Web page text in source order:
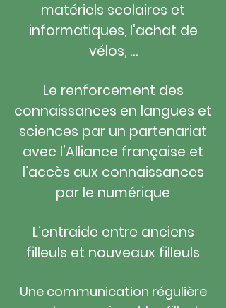
matériels scolaires et
informatiques, l'achat de
vélos, …
Le renforcement des
connaissances en langues et
sciences par un partenariat
avec l’Alliance française et
l’accès aux connaissances
par le numérique
L’entraide entre anciens
filleuls et nouveaux filleuls
Une communication régulière